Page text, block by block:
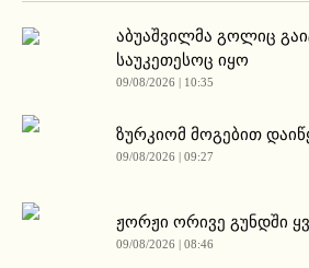
აბუაშვილმა გოლიც
საუკეთესოც იყო
09/08/2026 | 10:35
ზურკიომ მოგებით
09/08/2026 | 09:27
ჟორჟი ორივე გუნდში
09/08/2026 | 08:46